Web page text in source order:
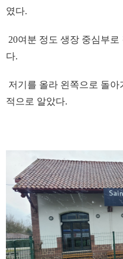
였다.
20여분 정도 생장 중심부
다.
저기를 올라 왼쪽으로 돌
적으로 알았다.